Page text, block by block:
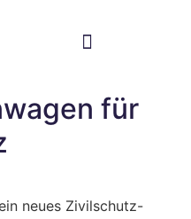
für
neues Zivilschutz-